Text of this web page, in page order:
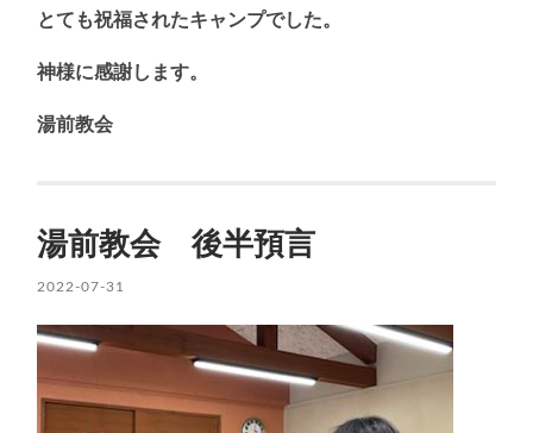
とても祝福されたキャンプでした。
神様に感謝します。
湯前教会
湯前教会 後半預言
2022-07-31